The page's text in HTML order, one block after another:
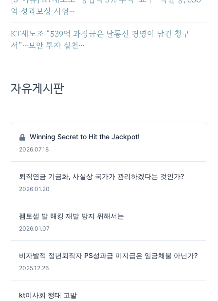
억 성과보상 시험…
KT새노조 “539억 과징금은 탈통신 경영이 남긴 청구
서”…보안 투자 실천…
자유게시판
Winning Secret to Hit the Jackpot!
2026.07.18
퇴직연금 기금화, 사실상 국가가 관리하겠다는 것인가?
2026.01.20
펨토셀 발 해킹 재발 방지 위해서는
2026.01.07
비자발적 정년퇴직자 PS성과급 미지급은 임금체불 아닌가?
2025.12.26
kt이사회 행태 고발